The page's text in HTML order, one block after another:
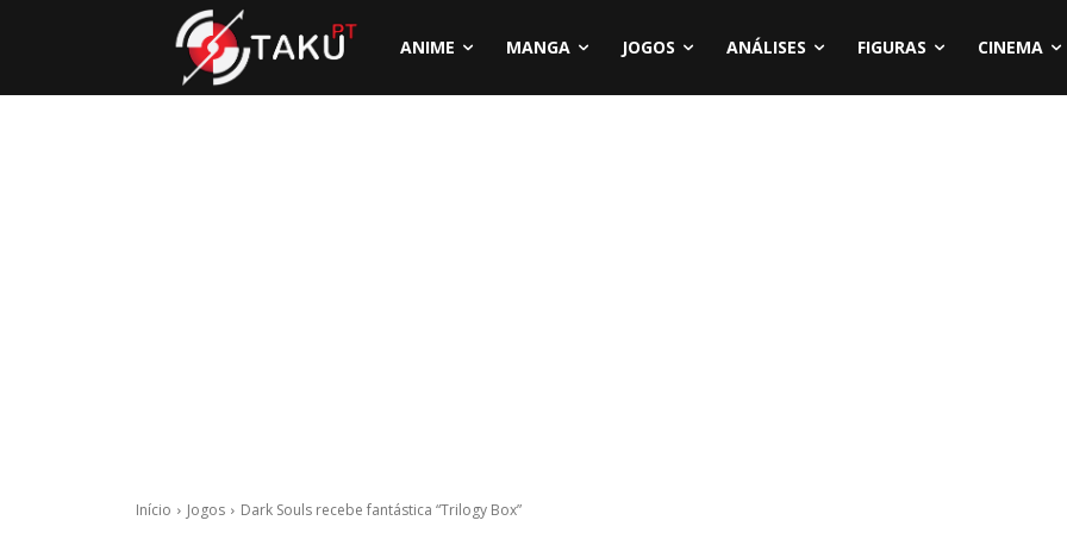
ANIME MANGA JOGOS ANÁLISES FIGURAS CINEMA
Início Jogos Dark Souls recebe fantástica “Trilogy Box”